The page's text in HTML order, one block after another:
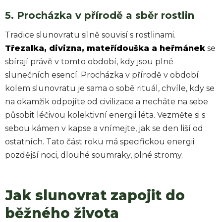
5. Procházka v přírodě a sběr rostlin
Tradice slunovratu silně souvisí s rostlinami.
Třezalka, divizna, mateřídouška a heřmánek se
sbírají právě v tomto období, kdy jsou plné
slunečních esencí. Procházka v přírodě v období
kolem slunovratu je sama o sobě rituál, chvíle, kdy se
na okamžik odpojíte od civilizace a necháte na sebe
působit léčivou kolektivní energii léta. Vezměte si s
sebou kámen v kapse a vnímejte, jak se den liší od
ostatních. Tato část roku má specifickou energii:
pozdější noci, dlouhé soumraky, plné stromy.
Jak slunovrat zapojit do
běžného života